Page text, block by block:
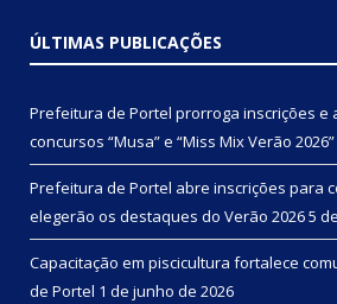
ÚLTIMAS PUBLICAÇÕES
Prefeitura de Portel prorroga inscrições e
concursos “Musa” e “Miss Mix Verão 2026”
Prefeitura de Portel abre inscrições para
elegerão os destaques do Verão 20265
Capacitação em piscicultura fortalece
de Portel 1 de junho de 2026